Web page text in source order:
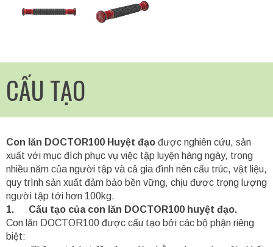
CẤU TẠO
Con lăn DOCTOR100 Huyệt đạo được nghiên cứu, sản
xuất với mục đích phục vụ việc tập luyện hàng ngày, trong
nhiều năm của người tập và cả gia đình nên cấu trúc, vật liệu,
quy trình sản xuất đảm bảo bền vững, chịu được trọng lượng
người tập tới hơn 100kg.
1. Cấu tạo của con lăn DOCTOR100 huyệt đạo.
Con lăn DOCTOR100 được cấu tạo bởi các bộ phận riêng
biệt: